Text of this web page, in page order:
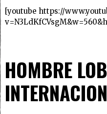
[youtube https://
HOMBRE